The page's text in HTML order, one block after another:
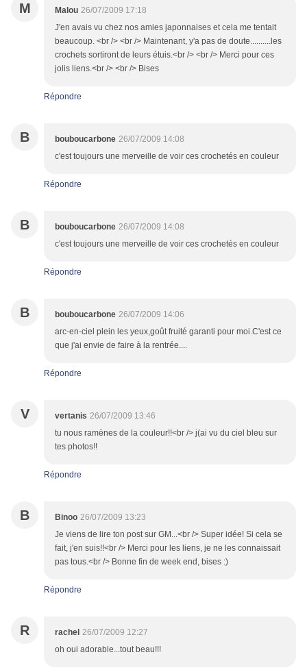
M Malou 26/07/2009 17:18
J'en avais vu chez nos amies japonnaises et cela me tentait
beaucoup. <br /> <br /> Maintenant, y'a pas de doute..........les
crochets sortiront de leurs étuis.<br /> <br /> Merci pour ces
jolis liens.<br /> <br /> Bises
Répondre
B bouboucarbone 26/07/2009 14:08
c'est toujours une merveille de voir ces crochetés en couleur
Répondre
B bouboucarbone 26/07/2009 14:08
c'est toujours une merveille de voir ces crochetés en couleur
Répondre
B bouboucarbone 26/07/2009 14:06
arc-en-ciel plein les yeux,goût fruité garanti pour moi.C'est ce
que j'ai envie de faire à la rentrée....
Répondre
V vertanis 26/07/2009 13:46
tu nous ramènes de la couleur!!<br /> j(ai vu du ciel bleu sur
tes photos!!
Répondre
B Binoo 26/07/2009 13:23
Je viens de lire ton post sur GM...<br /> Super idée! Si cela se
fait, j'en suis!!<br /> Merci pour les liens, je ne les connaissait
pas tous.<br /> Bonne fin de week end, bises :)
Répondre
R rachel 26/07/2009 12:27
oh oui adorable...tout beau!!!